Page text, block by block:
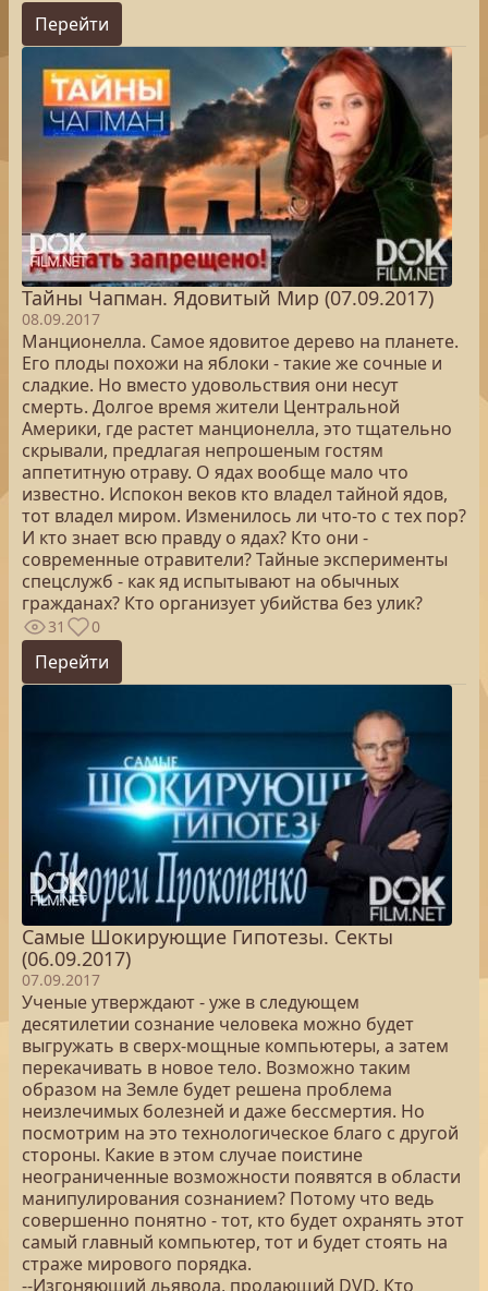
Перейти
Тайны Чапман. Ядовитый Мир (07.09.2017)
08.09.2017
Манционелла. Самое ядовитое дерево на планете.
Его плоды похожи на яблоки - такие же сочные и
сладкие. Но вместо удовольствия они несут
смерть. Долгое время жители Центральной
Америки, где растет манционелла, это тщательно
скрывали, предлагая непрошеным гостям
аппетитную отраву. О ядах вообще мало что
известно. Испокон веков кто владел тайной ядов,
тот владел миром. Изменилось ли что-то с тех пор?
И кто знает всю правду о ядах? Кто они -
современные отравители? Тайные эксперименты
спецслужб - как яд испытывают на обычных
гражданах? Кто организует убийства без улик?
31 0
Перейти
Самые Шокирующие Гипотезы. Секты
(06.09.2017)
07.09.2017
Ученые утверждают - уже в следующем
десятилетии сознание человека можно будет
выгружать в сверх-мощные компьютеры, а затем
перекачивать в новое тело. Возможно таким
образом на Земле будет решена проблема
неизлечимых болезней и даже бессмертия. Но
посмотрим на это технологическое благо с другой
стороны. Какие в этом случае поистине
неограниченные возможности появятся в области
манипулирования сознанием? Потому что ведь
совершенно понятно - тот, кто будет охранять этот
самый главный компьютер, тот и будет стоять на
страже мирового порядка.
--Изгоняющий дьявола, продающий DVD. Кто